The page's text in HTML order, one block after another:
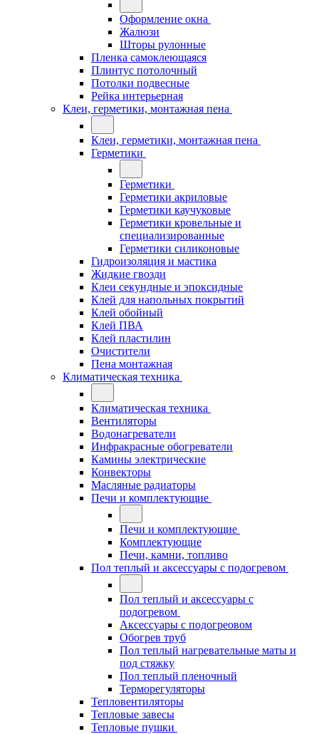
Оформление окна
Жалюзи
Шторы рулонные
Пленка самоклеющаяся
Плинтус потолочный
Потолки подвесные
Рейка интерьерная
Клеи, герметики, монтажная пена
Клеи, герметики, монтажная пена
Герметики
Герметики
Герметики акриловые
Герметики каучуковые
Герметики кровельные и
специализированные
Герметики силиконовые
Гидроизоляция и мастика
Жидкие гвозди
Клеи секундные и эпоксидные
Клей для напольных покрытий
Клей обойный
Клей ПВА
Клей пластилин
Очистители
Пена монтажная
Климатическая техника
Климатическая техника
Вентиляторы
Водонагреватели
Инфракрасные обогреватели
Камины электрические
Конвекторы
Масляные радиаторы
Печи и комплектующие
Печи и комплектующие
Комплектующие
Печи, камни, топливо
Пол теплый и аксессуары с подогревом
Пол теплый и аксессуары с
подогревом
Аксессуары с подогреовом
Обогрев труб
Пол теплый нагревательные маты и
под стяжку
Пол теплый пленочный
Терморегуляторы
Тепловентиляторы
Тепловые завесы
Тепловые пушки